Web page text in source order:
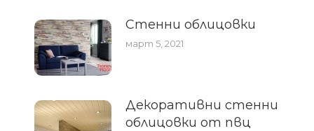
Стенни облицовки
март 5, 2021
Декоративни стенни
облицовки от пвц